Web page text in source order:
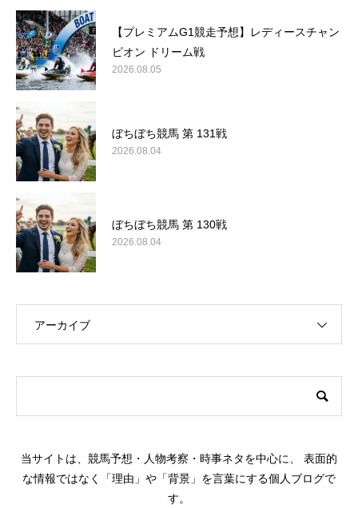
【プレミアムG1競走予想】レディースチャン
ピオン ドリーム戦
2026.08.05
ぼちぼち競馬 第 131戦
2026.08.04
ぼちぼち競馬 第 130戦
2026.08.04
アーカイブ
当サイトは、競馬予想・人物考察・時事ネタを中心に、 表面的
な情報ではなく「理由」や「背景」を言葉にする個人ブログで
す。